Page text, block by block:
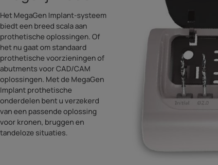
Het MegaGen Implant-systeem
biedt een breed scala aan
prothetische oplossingen. Of
het nu gaat om standaard
prothetische voorzieningen of
abutments voor CAD/CAM
oplossingen. Met de MegaGen
Implant prothetische
onderdelen bent u verzekerd
van een passende oplossing
voor kronen, bruggen en
tandeloze situaties.